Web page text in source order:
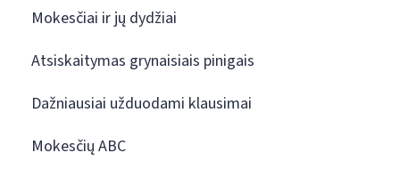
Mokesčiai ir jų dydžiai
Atsiskaitymas grynaisiais pinigais
Dažniausiai užduodami klausimai
Mokesčių ABC